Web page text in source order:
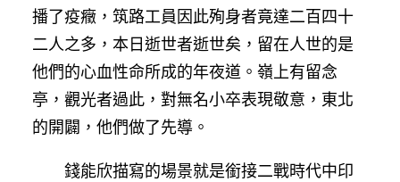
播了疫癥，筑路工員因此殉身者竟達二百四十
二人之多，本日逝世者逝世矣，留在人世的是
他們的心血性命所成的年夜道。嶺上有留念
亭，觀光者過此，對無名小卒表現敬意，東北
的開闢，他們做了先導。
錢能欣描寫的場景就是銜接二戰時代中印